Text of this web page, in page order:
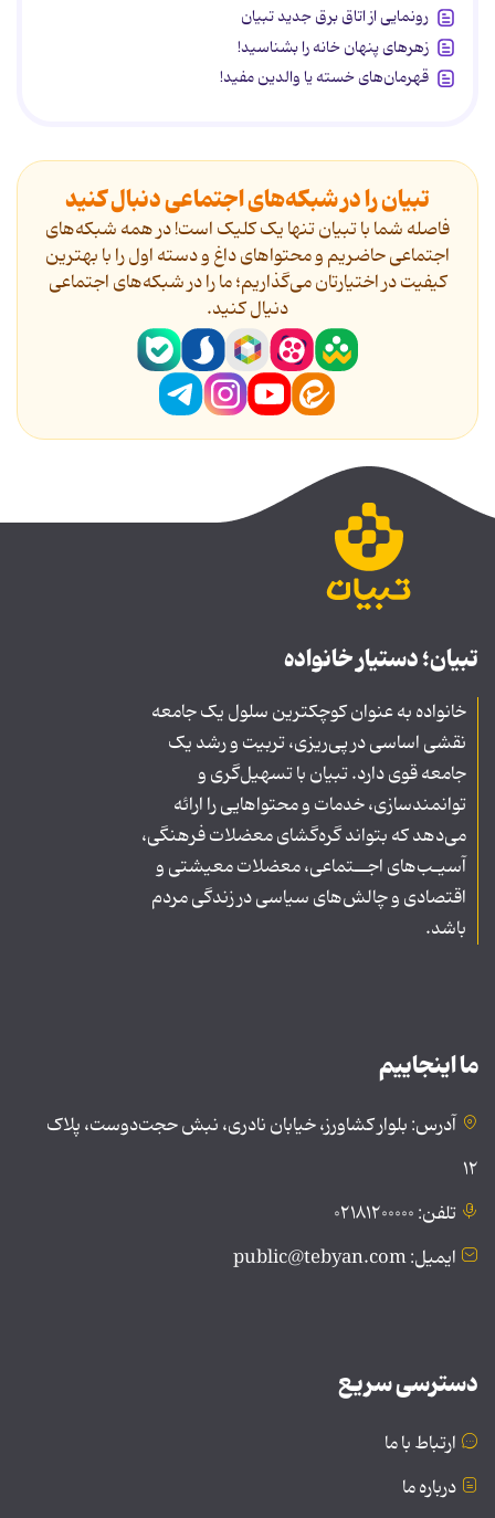
رونمایی از اتاق برق جدید تبیان
زهرهای پنهان خانه را بشناسید!
قهرمان‌های خسته یا والدین مفید!
تبیان را در شبکه‌های اجتماعی دنبال کنید
فاصله شما با تبیان تنها یک کلیک است! در همه شبکه‌های
اجتماعی حاضریم و محتواهای داغ و دسته اول را با بهترین
کیفیت در اختیارتان می‌گذاریم؛ ما را در شبکه‌های اجتماعی
دنیال کنید.
تبیان؛ دستیار خانواده
خانواده به عنوان کوچکترین سلول یک جامعه
نقشی اساسی در پی‌ریزی، تربیت و رشد یک
جامعه قوی دارد. تبیان با تسهیل‌گری و
توانمندسازی، خدمات و محتواهایی را ارائه
می‌دهد که بتواند گره‌گشای معضلات فرهنگی،
آسیـب‌های اجــتماعی، معضلات معیشتی و
اقتصادی و چالش‌های سیاسی در زندگی مردم
باشد.
ما اینجاییم
آدرس: بلوار کشاورز، خیابان نادری، نبش حجت‌دوست، پلاک
۱۲
تلفن: ۰۲۱۸۱۲۰۰۰۰۰
ایمیل: public@tebyan.com
دسترسی سریع
ارتباط با ما
درباره ما